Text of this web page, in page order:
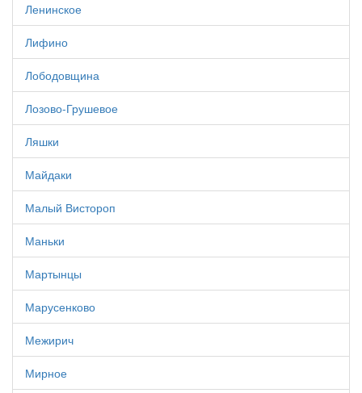
Ленинское
Лифино
Лободовщина
Лозово-Грушевое
Ляшки
Майдаки
Малый Вистороп
Маньки
Мартынцы
Марусенково
Межирич
Мирное